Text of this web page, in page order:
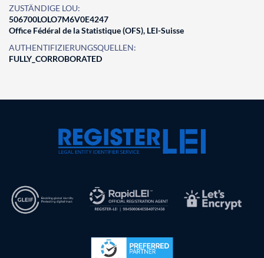
ZUSTÄNDIGE LOU:
506700LOLO7M6V0E4247
Office Fédéral de la Statistique (OFS), LEI-Suisse
AUTHENTIFIZIERUNGSQUELLEN:
FULLY_CORROBORATED